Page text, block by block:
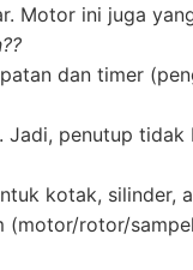
Motor ini juga
dan timer
Jadi, penutup tidak
kotak, silinder,
(motor/rotor/